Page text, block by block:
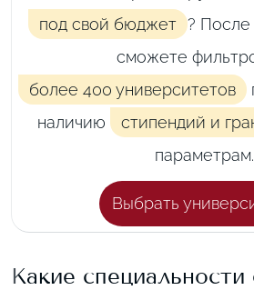
под свой бюджет ? После
сможете
более 400 университетов
наличию
стипендий и
параметрам.
Выбрать
Какие специальности